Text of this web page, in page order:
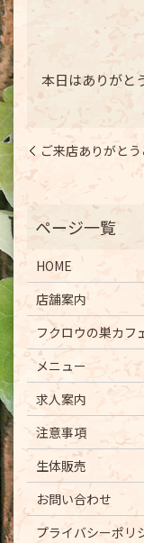
本日はありがと
ご来店ありがと
HOME
店舗案内
フクロウの巣カフ
メニュー
求人案内
注意事項
生体販売
お問い合わせ
プライバシーポリ